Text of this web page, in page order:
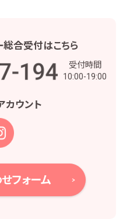
た場合等において、委託
情報提供・連絡、お取引先
た業務の遂行等を行うため
株式の管理業務、株主様又
使・義務の履行、及び法
・データの作成のため
支払、人事管理業務のた
総合受付はこちら
受付時間
10:00-19:00
カウント
フォーム